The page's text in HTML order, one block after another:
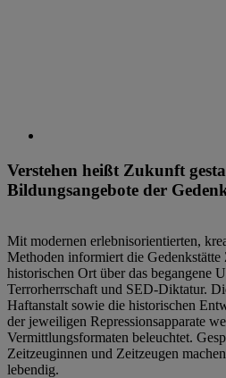
Verstehen heißt Zukunft
Bildungsangebote der
Mit modernen erlebnisorientierten,
Methoden informiert die Gedenkstätte
historischen Ort über das begangene
Terrorherrschaft und SED-Diktatur.
Haftanstalt sowie die historischen
der jeweiligen Repressionsapparate
Vermittlungsformaten beleuchtet.
Zeitzeuginnen und Zeitzeugen
lebendig.